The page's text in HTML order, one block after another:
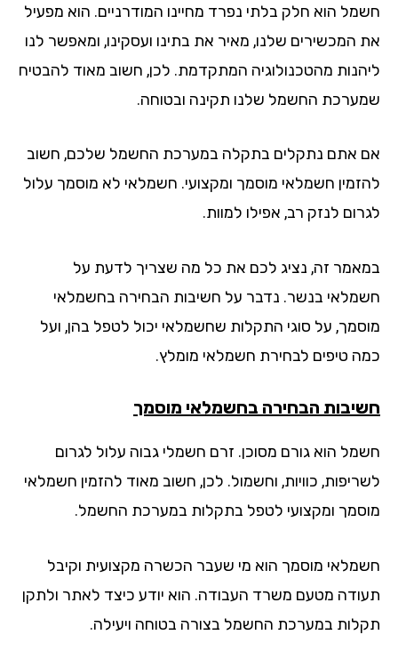
הוא חלק בלתי נפרד מחיינו המודרניים. הוא מפעיל
המכשירים שלנו, מאיר את בתינו ועסקינו, ומאפשר לנו
מהטכנולוגיה המתקדמת. לכן, חשוב מאוד להבטיח
החשמל שלנו תקינה ובטוחה.
אתם נתקלים בתקלה במערכת החשמל שלכם, חשוב
חשמלאי מוסמך ומקצועי. חשמלאי לא מוסמך עלול
לנזק רב, אפילו למוות.
זה, נציג לכם את כל מה שצריך לדעת על
בנשר. נדבר על חשיבות הבחירה בחשמלאי
על סוגי התקלות שחשמלאי יכול לטפל בהן, ועל
טיפים לבחירת חשמלאי מומלץ.
הבחירה בחשמלאי מוסמך
הוא גורם מסוכן. זרם חשמלי גבוה עלול לגרום
כוויות, וחשמול. לכן, חשוב מאוד להזמין חשמלאי
ומקצועי לטפל בתקלות במערכת החשמל.
מוסמך הוא מי שעבר הכשרה מקצועית וקיבל
מטעם משרד העבודה. הוא יודע כיצד לאתר ולתקן
במערכת החשמל בצורה בטוחה ויעילה.